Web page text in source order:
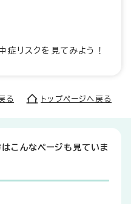
症リスクを見てみよう！
る トップページへ戻る
こんなページも見ていま